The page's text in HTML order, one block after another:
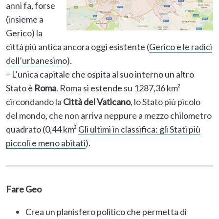
anni fa, forse
(insieme a
Gerico) la
città più antica ancora oggi esistente (Gerico e le radici
dell’urbanesimo).
– L’unica capitale che ospita al suo interno un altro
Stato è Roma. Roma si estende su 1287,36 km²
circondando la Città del Vaticano, lo Stato più picolo
del mondo, che non arriva neppure a mezzo chilometro
quadrato (0,44 km²Gli ultimi in classifica: gli Stati più
piccoli e meno abitati).
Fare Geo
Crea un planisfero politico che permetta di